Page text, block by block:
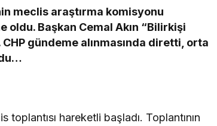
meclis araştırma komisyonu
oldu. Başkan Cemal Akın “Bilirkişi
gündeme alınmasında diretti, orta
toplantısı hareketli başladı. Toplantının